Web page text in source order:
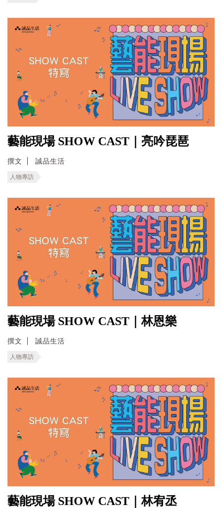
藝能現場 SHOW CAST｜亮吟琵琶
撰文 誠品生活
人物專訪
藝能現場 SHOW CAST｜林恩樂
撰文 誠品生活
人物專訪
藝能現場 SHOW CAST｜林宥丞